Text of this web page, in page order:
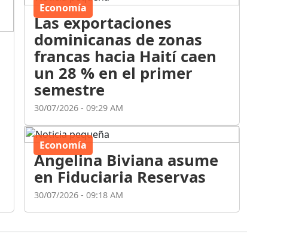
Economía
Las exportaciones
dominicanas de zonas
francas hacia Haití caen
un 28 % en el primer
semestre
30/07/2026 - 09:29 AM
Economía
Angelina Biviana asume
en Fiduciaria Reservas
30/07/2026 - 09:18 AM